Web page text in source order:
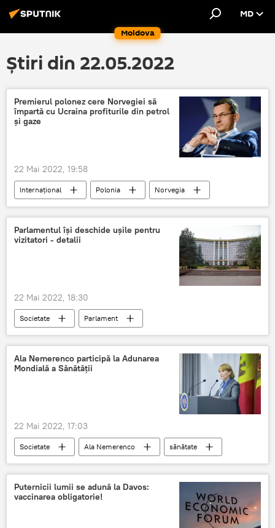
Moldova
MD
Știri din 22.05.2022
Premierul polonez cere Norvegiei să
împartă cu Ucraina profiturile din petrol
și gaze
22 Mai 2022, 19:58
Internațional Polonia Norvegia
Parlamentul își deschide ușile pentru
vizitatori - detalii
22 Mai 2022, 18:30
Societate
Parlament
ziua ușilor deschise
Ala Nemerenco participă la Adunarea
Mondială a Sănătății
22 Mai 2022, 17:03
Societate Ala Nemerenco
sănătate
Forum
Puternicii lumii se adună la Davos:
vaccinarea obligatorie!